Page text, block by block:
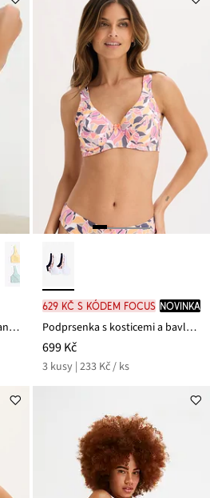
Podprsenka bez kostic, s organickou bavlnou (2 ks v balení)
629 Kč s kódem FOCUS novinka
Podprsenka s kosticemi a bavlnou (3 ks v balení)
699 Kč
3 kusy | 233 Kč / ks